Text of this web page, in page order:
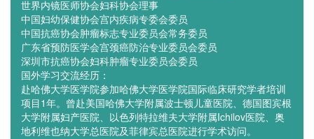
世界内镜医师协会妇科协会理事
中国妇幼保健协会宫内疾病专委会委员
中国抗癌协会肿瘤标志专业委员会常务委员
广东省预防医学会宫颈癌防治专业委员会委员
深圳市抗癌协会妇科肿瘤专业委员会委员
国外学习交流经历：
赴哈佛大学医学院参加哈佛大学医学院国际临床研究学者培训
项目1年。曾赴美国哈佛大学附属波士顿儿童医院、德国图宾根
大学附属妇产医院、以色列特拉维夫大学附属Ichilov医院、奥
地利维也纳大学总医院及菲律宾总医院进行学术访问。